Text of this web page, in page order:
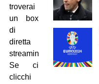
troverai
un box
di
diretta
streaming.
Se ci
clicchi